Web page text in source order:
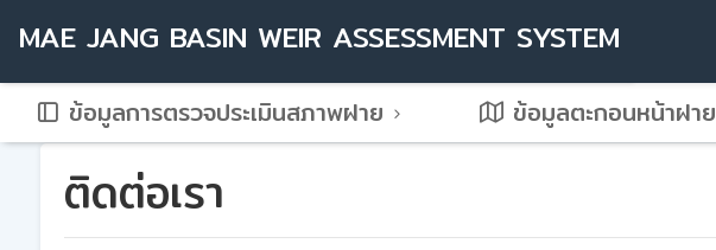
MAE JANG BASIN WEIR ASSESSMENT SYSTEM
ข้อมูลการตรวจประเมินสภาพฝาย ข้อมูลตะกอนหน้าฝาย
ติดต่อเรา